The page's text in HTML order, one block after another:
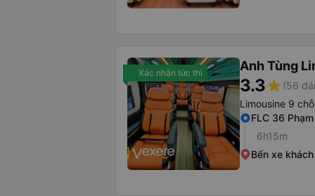
Xác nhận tức thì Anh Tùng
3.3star (56
Limousine 9 chỗ
FLC 36
6h15m
Bến xe